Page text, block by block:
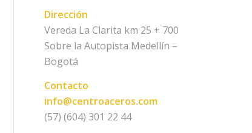
Dirección
Vereda La Clarita km 25 + 700
Sobre la Autopista Medellín –
Bogotá
Contacto
info@centroaceros.com
(57) (604) 301 22 44